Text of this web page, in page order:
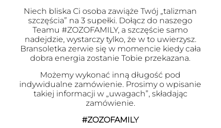
Niech bliska Ci osoba zawiąże Twój „talizman
szczęścia” na 3 supełki. Dołącz do naszego
Teamu #ZOZOFAMILY, a szczęście samo
nadejdzie, wystarczy tylko, że w to uwierzysz.
Bransoletka zerwie się w momencie kiedy cała
dobra energia zostanie Tobie przekazana.
Możemy wykonać inną długość pod
indywidualne zamówienie. Prosimy o wpisanie
takiej informacji w „uwagach”, składając
zamówienie.
#ZOZOFAMILY